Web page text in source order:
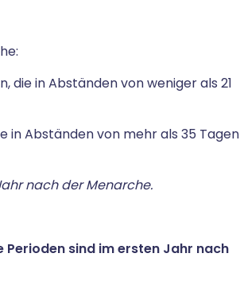
die in Abständen von weniger als 21
in Abständen von mehr als 35 Tagen
nach der Menarche.
sind im ersten Jahr nach